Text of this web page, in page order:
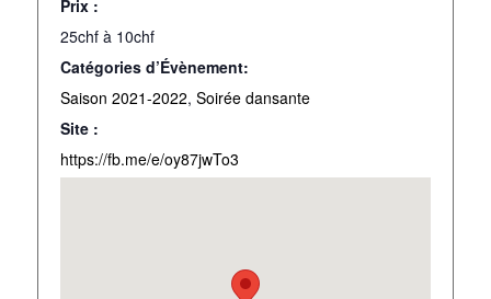
Prix :
25chf à 10chf
Catégories d’Évènement:
Saison 2021-2022, Soirée dansante
Site :
https://fb.me/e/oy87jwTo3